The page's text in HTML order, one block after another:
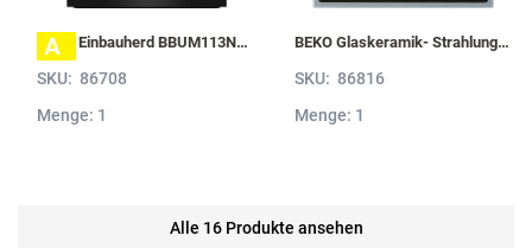
A BEKO Einbauherd BBUM113N2B mit Hydrolyse, Schwarz BBUM113N2B
SKU: 86708
Menge: 1
BEKO Glaskeramik- Strahlungskochfeld EH 9641 XHN, herdgebunden EH9641XHN
SKU: 86816
Menge: 1
Alle 16 Produkte ansehen